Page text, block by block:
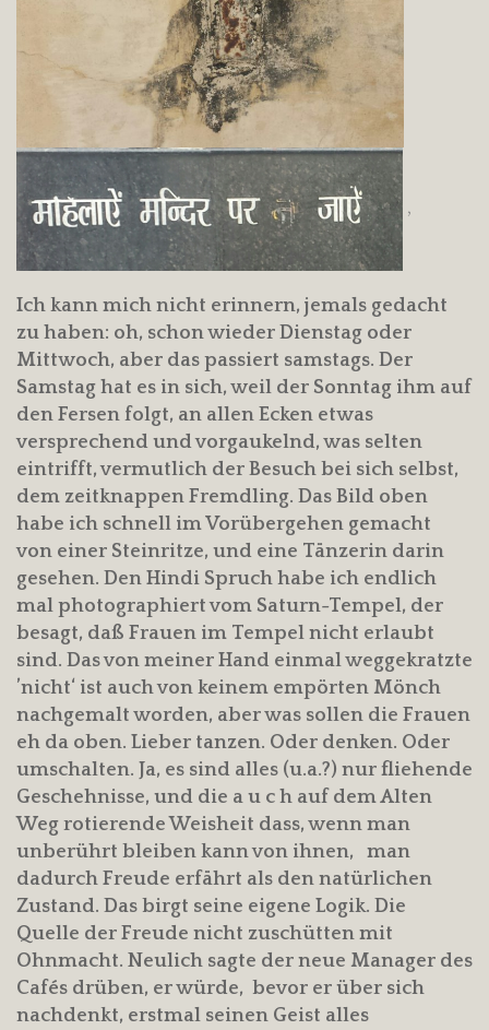
,
Ich kann mich nicht erinnern, jemals gedacht
zu haben: oh, schon wieder Dienstag oder
Mittwoch, aber das passiert samstags. Der
Samstag hat es in sich, weil der Sonntag ihm auf
den Fersen folgt, an allen Ecken etwas
versprechend und vorgaukelnd, was selten
eintrifft, vermutlich der Besuch bei sich selbst,
dem zeitknappen Fremdling. Das Bild oben
habe ich schnell im Vorübergehen gemacht
von einer Steinritze, und eine Tänzerin darin
gesehen. Den Hindi Spruch habe ich endlich
mal photographiert vom Saturn-Tempel, der
besagt, daß Frauen im Tempel nicht erlaubt
sind. Das von meiner Hand einmal weggekratzte
’nicht‘ ist auch von keinem empörten Mönch
nachgemalt worden, aber was sollen die Frauen
eh da oben. Lieber tanzen. Oder denken. Oder
umschalten. Ja, es sind alles (u.a.?) nur fliehende
Geschehnisse, und die a u c h auf dem Alten
Weg rotierende Weisheit dass, wenn man
unberührt bleiben kann von ihnen, man
dadurch Freude erfährt als den natürlichen
Zustand. Das birgt seine eigene Logik. Die
Quelle der Freude nicht zuschütten mit
Ohnmacht. Neulich sagte der neue Manager des
Cafés drüben, er würde, bevor er über sich
nachdenkt, erstmal seinen Geist alles